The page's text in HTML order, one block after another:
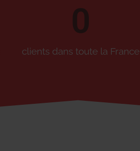
clients dans toute la France
0